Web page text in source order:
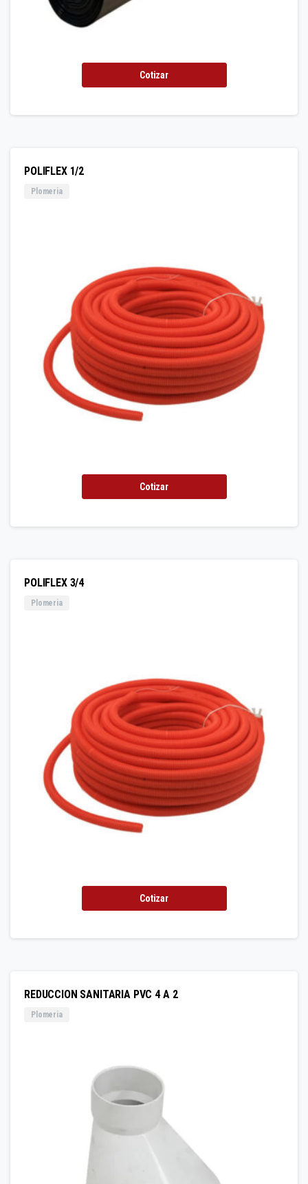
Cotizar
POLIFLEX 1/2
Plomeria
Cotizar
POLIFLEX 3/4
Plomeria
Cotizar
REDUCCION SANITARIA PVC 4 A 2
Plomeria